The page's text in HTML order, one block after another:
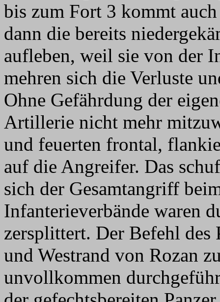
bis zum Fort 3 kommt
dann die bereits
aufleben, weil sie von der
mehren sich die Verluste
Ohne Gefährdung der
Artillerie nicht mehr
und feuerten frontal,
auf die Angreifer. Das
sich der Gesamtangriff
Infanterieverbände waren
zersplittert. Der Befehl des
und Westrand von Rozan
unvollkommen